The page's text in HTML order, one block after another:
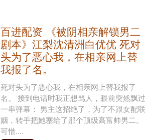
百进配资 《被阴相亲解锁男二
剧本》江梨沈清洲白优优 死对
头为了恶心我，在相亲网上替
我报了名。
死对头为了恶心我，在相亲网上替我报了
名。 接到电话时我正想骂人，眼前突然飘过
一串弹幕： 男主这招绝了，为了不跟女配联
姻，转手把她塞给了那个顶级高富帅男二。
可惜....